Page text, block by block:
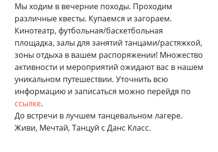
Мы ходим в вечерние походы. Проходим
различные квесты. Купаемся и загораем.
Кинотеатр, футбольная/баскетбольная
площадка, залы для занятий танцами/растяжкой,
зоны отдыха в вашем распоряжении! Множество
активности и мероприятий ожидают вас в нашем
уникальном путешествии. Уточнить всю
информацию и записаться можно перейдя по
ссылке.
До встречи в лучшем танцевальном лагере.
Живи, Мечтай, Танцуй с Данс Класс.